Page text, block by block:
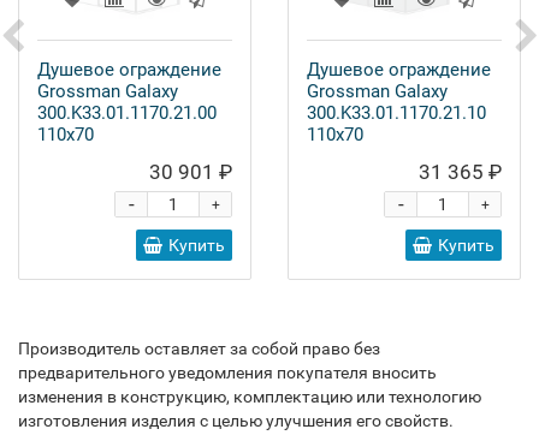
Душевое ограждение
Grossman Galaxy
300.K33.01.1170.21.00
110x70
30 901 ₽
+
-
Купить
Душевое ограждение
Grossman Galaxy
300.K33.01.1170.21.10
110x70
31 365 ₽
+
-
Купить
Производитель оставляет за собой право без
предварительного уведомления покупателя вносить
изменения в конструкцию, комплектацию или технологию
изготовления изделия с целью улучшения его свойств.